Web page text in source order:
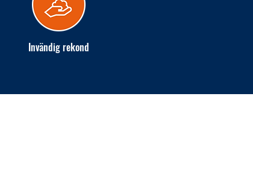
Invändig rekond